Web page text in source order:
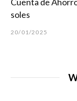
soles
20/01/2025